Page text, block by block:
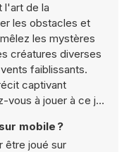
l'art de la
les obstacles et
les mystères
créatures diverses
faiblissants.
captivant
à jouer à ce jeu
mobile ?
être joué sur